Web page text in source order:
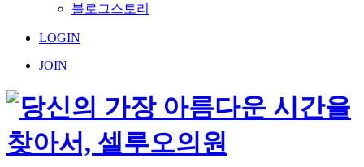
블로그스토리
LOGIN
JOIN